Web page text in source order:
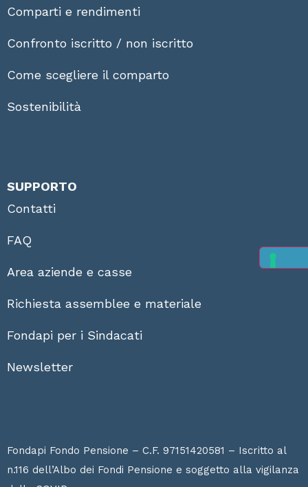
Comparti e rendimenti
Confronto iscritto / non iscritto
Come scegliere il comparto
Sostenibilità
SUPPORTO
Contatti
FAQ
Area aziende e casse
Richiesta assemblee e materiale
Fondapi per i Sindacati
Newsletter
Fondapi Fondo Pensione – C.F. 97151420581 – Iscritto al
n.116 dell’Albo dei Fondi Pensione e soggetto alla vigilanza